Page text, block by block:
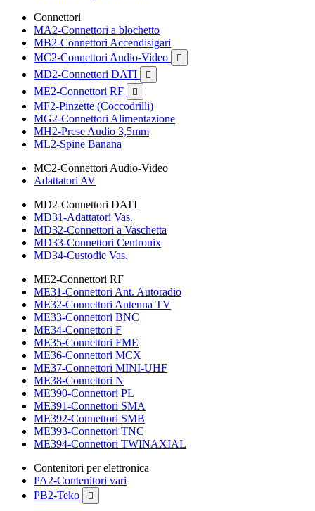
Connettori
MA2-Connettori a blochetto
MB2-Connettori Accendisigari
MC2-Connettori Audio-Video

MD2-Connettori DATI 
ME2-Connettori RF 
MF2-Pinzette (Coccodrilli)
MG2-Connettori Alimentazione
MH2-Prese Audio 3,5mm
ML2-Spine Banana
MC2-Connettori Audio-Video
Adattatori AV
MD2-Connettori DATI
MD31-Adattatori Vas.
MD32-Connettori a Vaschetta
MD33-Connettori Centronix
MD34-Custodie Vas.
ME2-Connettori RF
ME31-Connettori Ant. Autoradio
ME32-Connettori Antenna TV
ME33-Connettori BNC
ME34-Connettori F
ME35-Connettori FME
ME36-Connettori MCX
ME37-Connettori MINI-UHF
ME38-Connettori N
ME390-Connettori PL
ME391-Connettori SMA
ME392-Connettori SMB
ME393-Connettori TNC
ME394-Connettori TWINAXIAL
Contenitori per elettronica
PA2-Contenitori vari
PB2-Teko
